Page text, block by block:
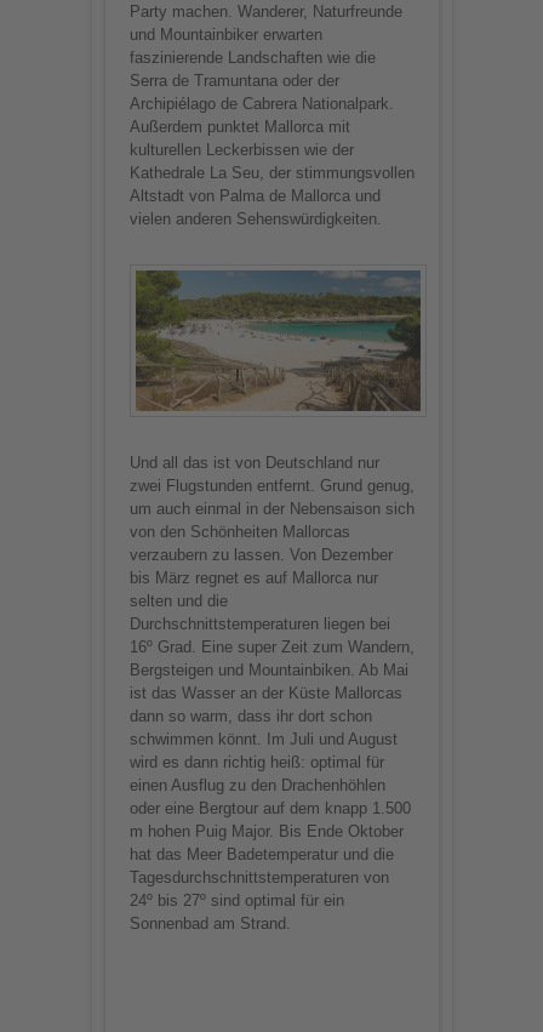
Party machen. Wanderer, Naturfreunde
und Mountainbiker erwarten
faszinierende Landschaften wie die
Serra de Tramuntana oder der
Archipiélago de Cabrera Nationalpark.
Außerdem punktet Mallorca mit
kulturellen Leckerbissen wie der
Kathedrale La Seu, der stimmungsvollen
Altstadt von Palma de Mallorca und
vielen anderen Sehenswürdigkeiten.
Und all das ist von Deutschland nur
zwei Flugstunden entfernt. Grund genug,
um auch einmal in der Nebensaison sich
von den Schönheiten Mallorcas
verzaubern zu lassen. Von Dezember
bis März regnet es auf Mallorca nur
selten und die
Durchschnittstemperaturen liegen bei
16º Grad. Eine super Zeit zum Wandern,
Bergsteigen und Mountainbiken. Ab Mai
ist das Wasser an der Küste Mallorcas
dann so warm, dass ihr dort schon
schwimmen könnt. Im Juli und August
wird es dann richtig heiß: optimal für
einen Ausflug zu den Drachenhöhlen
oder eine Bergtour auf dem knapp 1.500
m hohen Puig Major. Bis Ende Oktober
hat das Meer Badetemperatur und die
Tagesdurchschnittstemperaturen von
24º bis 27º sind optimal für ein
Sonnenbad am Strand.